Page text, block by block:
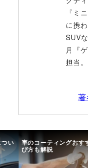
『ミ
に携
SUV
月『
担当。
い 車のコーティングおす
び方も解説